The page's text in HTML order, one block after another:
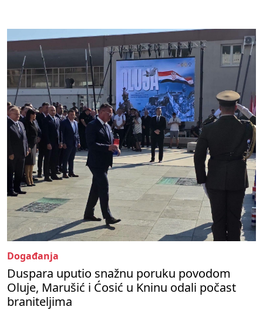
Događanja
Duspara uputio snažnu poruku povodom
Oluje, Marušić i Ćosić u Kninu odali počast
braniteljima